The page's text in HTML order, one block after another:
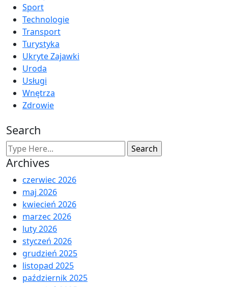
Sport
Technologie
Transport
Turystyka
Ukryte Zajawki
Uroda
Usługi
Wnętrza
Zdrowie
Search
Archives
czerwiec 2026
maj 2026
kwiecień 2026
marzec 2026
luty 2026
styczeń 2026
grudzień 2025
listopad 2025
październik 2025